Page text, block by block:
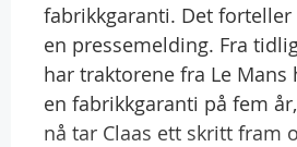
fabrikkgaranti. Det forteller
en pressemelding. Fra
har traktorene fra Le Mans
en fabrikkgaranti på fem
nå tar Claas ett skritt fram